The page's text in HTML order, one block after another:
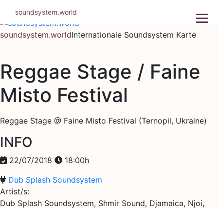
Inhalt
springen
soundsystem.worldInternationale Soundsystem Karte
Reggae Stage / Faine
Misto Festival
Reggae Stage @ Faine Misto Festival (Ternopil, Ukraine)
INFO
22/07/2018
18:00h
Dub Splash Soundsystem
Artist/s:
Dub Splash Soundsystem, Shmir Sound, Djamaica, Njoi,
soundsystem.world